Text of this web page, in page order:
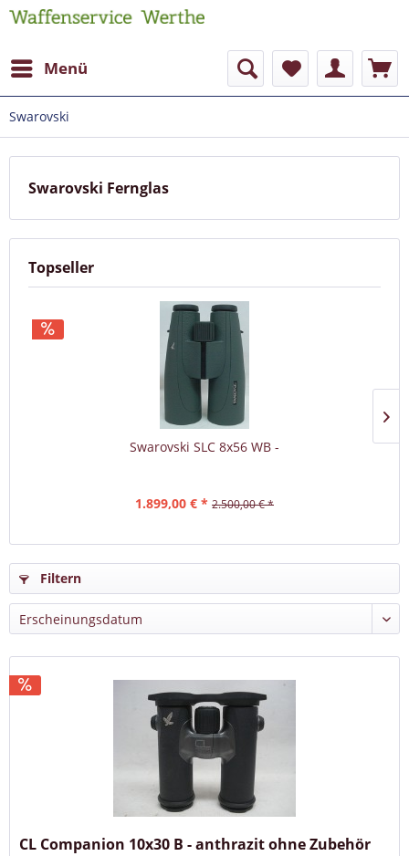
Menü
Swarovski
Swarovski Fernglas
Topseller
Swarovski SLC 8x56 WB -
1.899,00 € * 2.500,00 € *
Filtern
CL Companion 10x30 B - anthrazit ohne Zubehör